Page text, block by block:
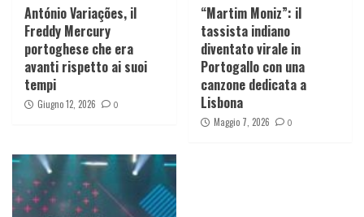
António Variações, il
Freddy Mercury
portoghese che era
avanti rispetto ai suoi
tempi
Giugno 12, 2026 0
“Martim Moniz”: il
tassista indiano
diventato virale in
Portogallo con una
canzone dedicata a
Lisbona
Maggio 7, 2026 0